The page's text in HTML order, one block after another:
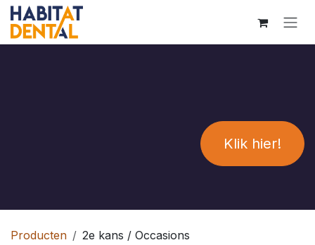
Overslaan naar inhoud
Klik hier!
Producten 2e kans / Occasions